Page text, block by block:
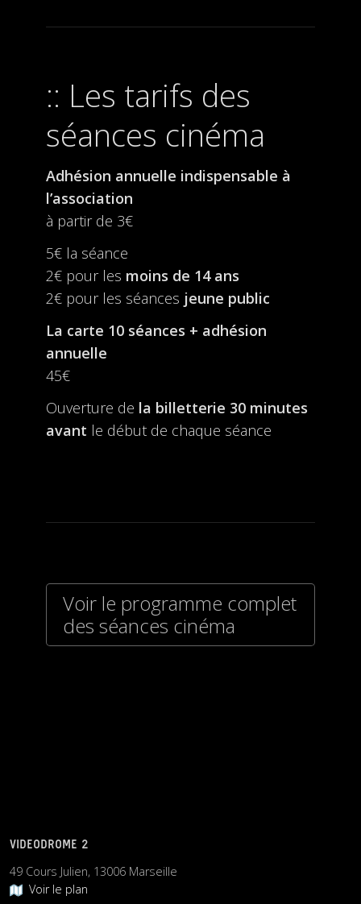
Les tarifs des
séances cinéma
Adhésion annuelle indispensable à
l’association
à partir de 3€
5€ la séance
2€ pour les moins de 14 ans
2€ pour les séances jeune public
La carte 10 séances + adhésion
annuelle
45€
Ouverture de la billetterie 30 minutes
avant le début de chaque séance
Voir le programme complet
des séances cinéma
VIDEODROME 2
49 Cours Julien, 13006 Marseille
Voir le plan